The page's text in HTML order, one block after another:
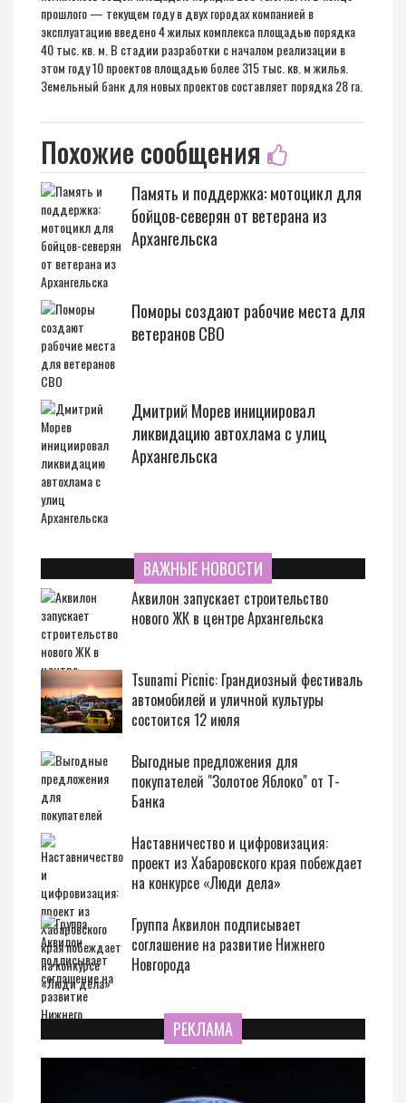
прошлого — текущем году в двух городах компанией в
эксплуатацию введено 4 жилых комплекса площадью порядка
40 тыс. кв. м. В стадии разработки с началом реализации в
этом году 10 проектов площадью более 315 тыс. кв. м жилья.
Земельный банк для новых проектов составляет порядка 28 га.
Похожие сообщения
Память и поддержка: мотоцикл для
бойцов-северян от ветерана из
Архангельска
Поморы создают рабочие места для
ветеранов СВО
Дмитрий Морев инициировал
ликвидацию автохлама с улиц
Архангельска
ВАЖНЫЕ НОВОСТИ
Аквилон запускает строительство
нового ЖК в центре Архангельска
Tsunami Picnic: Грандиозный фестиваль
автомобилей и уличной культуры
состоится 12 июля
Выгодные предложения для
покупателей "Золотое Яблоко" от Т-
Банка
Наставничество и цифровизация:
проект из Хабаровского края побеждает
на конкурсе «Люди дела»
Группа Аквилон подписывает
соглашение на развитие Нижнего
Новгорода
РЕКЛАМА